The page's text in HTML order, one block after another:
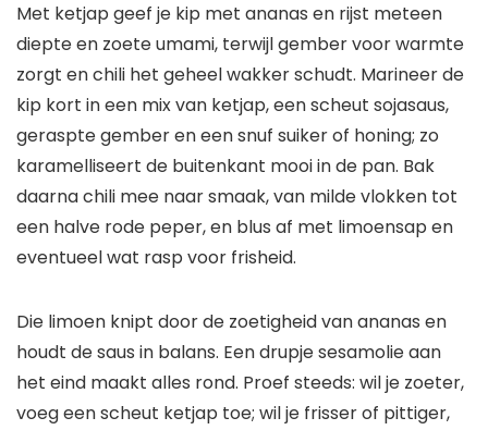
Met ketjap geef je kip met ananas en rijst meteen
diepte en zoete umami, terwijl gember voor warmte
zorgt en chili het geheel wakker schudt. Marineer de
kip kort in een mix van ketjap, een scheut sojasaus,
geraspte gember en een snuf suiker of honing; zo
karamelliseert de buitenkant mooi in de pan. Bak
daarna chili mee naar smaak, van milde vlokken tot
een halve rode peper, en blus af met limoensap en
eventueel wat rasp voor frisheid.
Die limoen knipt door de zoetigheid van ananas en
houdt de saus in balans. Een drupje sesamolie aan
het eind maakt alles rond. Proef steeds: wil je zoeter,
voeg een scheut ketjap toe; wil je frisser of pittiger,